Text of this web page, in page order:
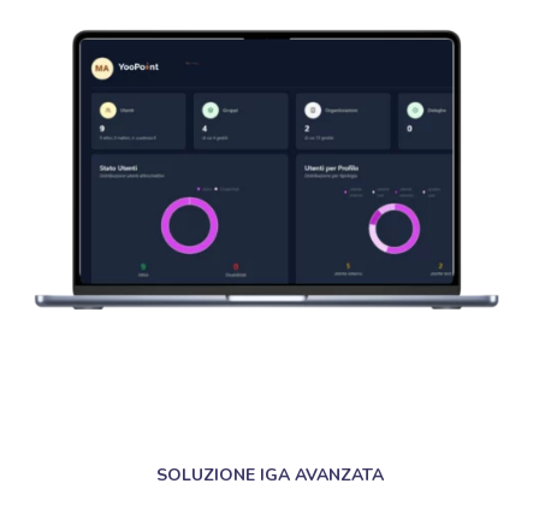
SOLUZIONE IGA AVANZATA